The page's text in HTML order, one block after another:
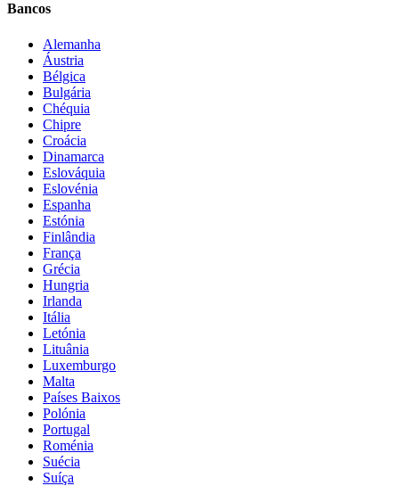
Bancos
Alemanha
Áustria
Bélgica
Bulgária
Chéquia
Chipre
Croácia
Dinamarca
Eslováquia
Eslovénia
Espanha
Estónia
Finlândia
França
Grécia
Hungria
Irlanda
Itália
Letónia
Lituânia
Luxemburgo
Malta
Países Baixos
Polónia
Portugal
Roménia
Suécia
Suíça